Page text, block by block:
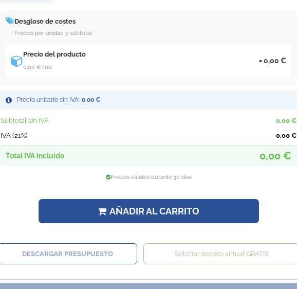
Desglose de costes
Precios por unidad y subtotal
Precio del producto
0,00 €/ud
0,00 €
Precio unitario sin IVA: 0,00 €
Subtotal sin IVA
0,00 €
IVA (21%)
0,00 €
Total IVA incluido 0,00 €
Precios válidos durante 30 días
AÑADIR AL CARRITO
DESCARGAR PRESUPUESTO Solicitar boceto virtual GRATIS